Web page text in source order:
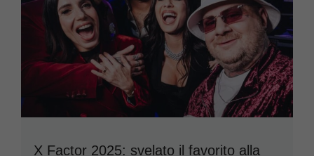
X Factor 2025: svelato il favorito alla